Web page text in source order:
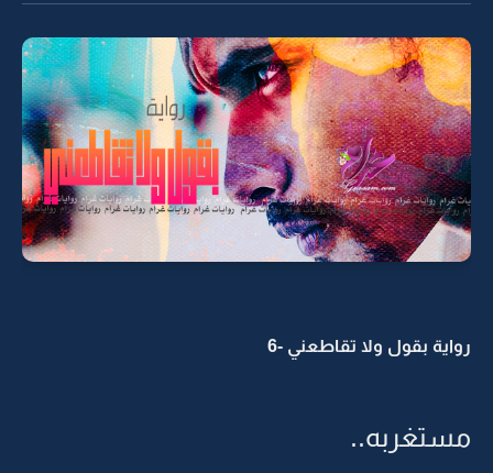
رواية بقول ولا تقاطعني -6
مستغربه..